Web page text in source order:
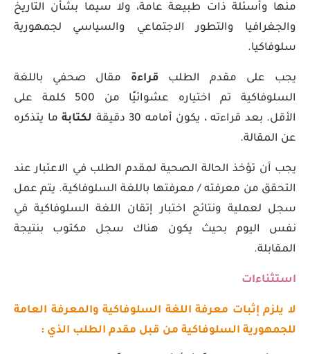
منها وأسئلة ذات طبيعة عامة، ولا سيما بشأن التاريخ
والجغرافيا والتطور الاجتماعي والسياسي لجمهورية
سلوفاكيا.
يجب على مقدم الطلب قراءة مقال صحفي باللغة
السلوفاكية تم اختياره عشوائيًا من 500 كلمة على
الأقل. بعد قراءته ، يكون أمامه 30 دقيقة
لكتابة ما يتذكره
عن المقالة.
يجب أن تؤخذ الحالة الصحية لمقدم الطلب في الاعتبار عند
التحقق من معرفته / معرفتها باللغة السلوفاكية. يتم عمل
سجل لعملية ونتائج اختبار إتقان اللغة السلوفاكية في
نفس اليوم بحيث يكون هناك سجل مكتوب بنتيجة
المقابلة.
استثناءات
لا يلزم إثبات معرفة اللغة السلوفاكية والمعرفة العامة
للجمهورية السلوفاكية من قبل مقدم الطلب الذي :